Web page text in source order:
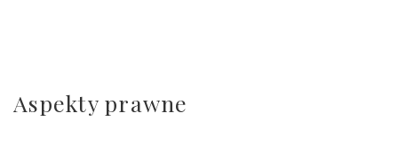
Aspekty prawne